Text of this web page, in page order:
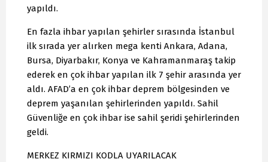
yapıldı.
En fazla ihbar yapılan şehirler sırasında İstanbul
ilk sırada yer alırken mega kenti Ankara, Adana,
Bursa, Diyarbakır, Konya ve Kahramanmaraş takip
ederek en çok ihbar yapılan ilk 7 şehir arasında yer
aldı. AFAD’a en çok ihbar deprem bölgesinden ve
deprem yaşanılan şehirlerinden yapıldı. Sahil
Güvenliğe en çok ihbar ise sahil şeridi şehirlerinden
geldi.
MERKEZ KIRMIZI KODLA UYARILACAK